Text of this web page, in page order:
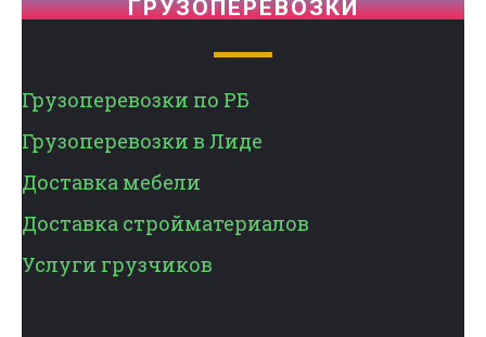
ГРУЗОПЕРЕВОЗКИ
Грузоперевозки по РБ
Грузоперевозки в Лиде
Доставка мебели
Доставка стройматериалов
Услуги грузчиков